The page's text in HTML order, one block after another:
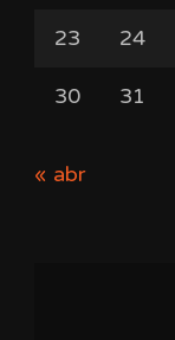
23 24
30 31
« abr